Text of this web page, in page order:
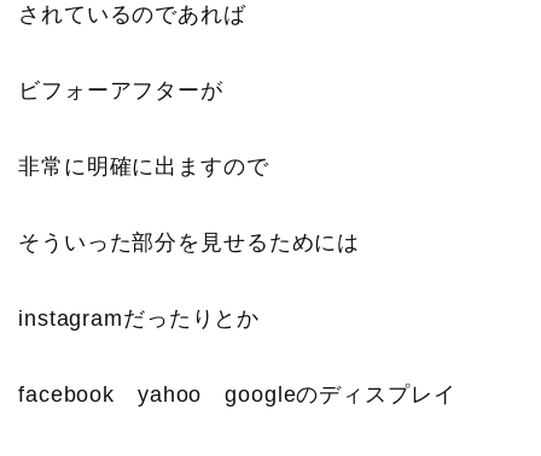
されているのであれば
ビフォーアフターが
非常に明確に出ますので
そういった部分を見せるためには
instagramだったりとか
facebook yahoo googleのディスプレイ